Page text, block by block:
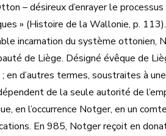
– désireux d’enrayer le
» (Histoire de la Wallonie, p. 113).
incarnation du système ottonien,
de Liège. Désigné évêque de
en d’autres termes, soustraites à
de la seule autorité de
en l’occurrence Notger, en un
En 985, Notger reçoit en